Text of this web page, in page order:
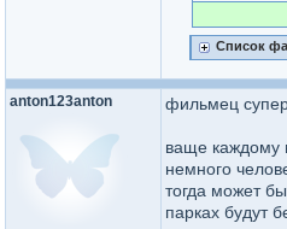
Список
anton123anton фильмец
ваще каждому
немного
тогда может
парках будут